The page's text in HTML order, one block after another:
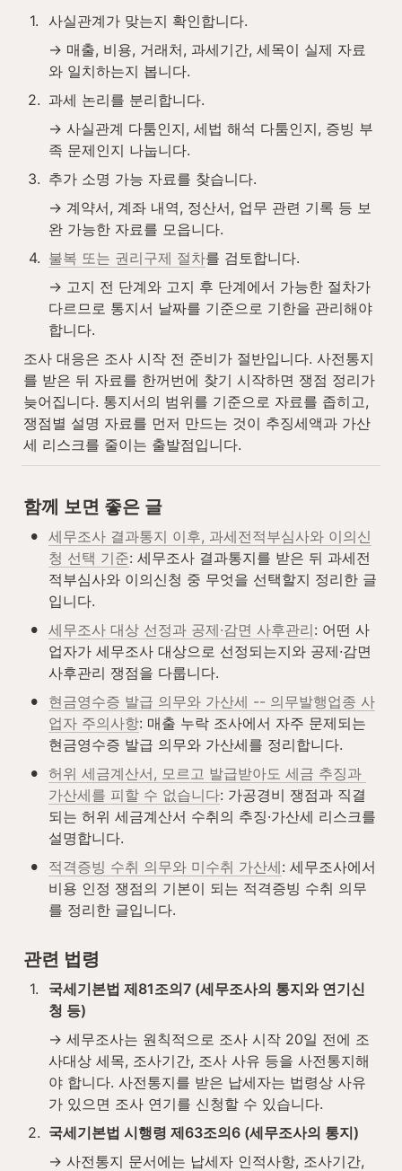
1. 사실관계가 맞는지 확인합니다.
→ 매출, 비용, 거래처, 과세기간, 세목이 실제 자료
와 일치하는지 봅니다.
2. 과세 논리를 분리합니다.
→ 사실관계 다툼인지, 세법 해석 다툼인지, 증빙 부
족 문제인지 나눕니다.
3. 추가 소명 가능 자료를 찾습니다.
→ 계약서, 계좌 내역, 정산서, 업무 관련 기록 등 보
완 가능한 자료를 모읍니다.
4. 불복 또는 권리구제 절차를 검토합니다.
→ 고지 전 단계와 고지 후 단계에서 가능한 절차가
다르므로 통지서 날짜를 기준으로 기한을 관리해야
합니다.
조사 대응은 조사 시작 전 준비가 절반입니다. 사전통지
를 받은 뒤 자료를 한꺼번에 찾기 시작하면 쟁점 정리가
늦어집니다. 통지서의 범위를 기준으로 자료를 좁히고,
쟁점별 설명 자료를 먼저 만드는 것이 추징세액과 가산
세 리스크를 줄이는 출발점입니다.
함께 보면 좋은 글
• 세무조사 결과통지 이후, 과세전적부심사와 이의신
청 선택 기준: 세무조사 결과통지를 받은 뒤 과세전
적부심사와 이의신청 중 무엇을 선택할지 정리한 글
입니다.
• 세무조사 대상 선정과 공제·감면 사후관리: 어떤 사
업자가 세무조사 대상으로 선정되는지와 공제·감면
사후관리 쟁점을 다룹니다.
•
현금영수증 발급 의무와 가산세 -- 의무발행업종 사
업자 주의사항: 매출 누락 조사에서 자주 문제되는
현금영수증 발급 의무와 가산세를 정리합니다.
• 허위 세금계산서, 모르고 발급받아도 세금 추징과
가산세를 피할 수 없습니다: 가공경비 쟁점과 직결
되는 허위 세금계산서 수취의 추징·가산세 리스크를
설명합니다.
• 적격증빙 수취 의무와 미수취 가산세: 세무조사에서
비용 인정 쟁점의 기본이 되는 적격증빙 수취 의무
를 정리한 글입니다.
관련 법령
1.
국세기본법 제81조의7 (세무조사의 통지와 연기신
청 등)
→ 세무조사는 원칙적으로 조사 시작 20일 전에 조
사대상 세목, 조사기간, 조사 사유 등을 사전통지해
야 합니다. 사전통지를 받은 납세자는 법령상 사유
가 있으면 조사 연기를 신청할 수 있습니다.
2. 국세기본법 시행령 제63조의6 (세무조사의 통지)
→ 사전통지 문서에는 납세자 인적사항, 조사기간,